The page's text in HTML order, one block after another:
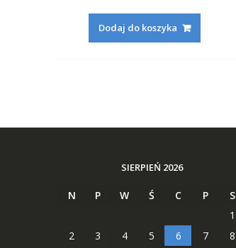
wynosiła:
160,42 zł.62,29 zł.
Dodaj do koszyka
SIERPIEŃ 2026
N P W Ś C P
S
1
2
3 4 5 6 7
8